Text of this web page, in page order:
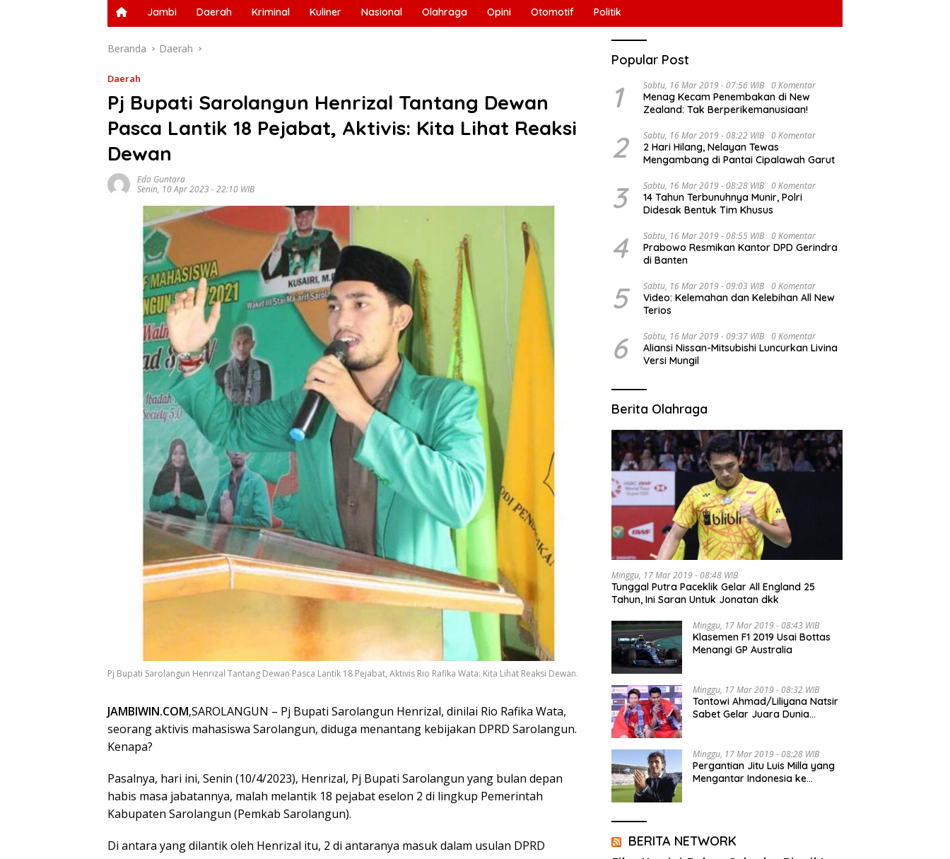
Jambi Daerah Kriminal Kuliner Nasional Olahraga Opini Otomotif Politik
Beranda Daerah
Daerah
Pj Bupati Sarolangun Henrizal Tantang Dewan
Pasca Lantik 18 Pejabat, Aktivis: Kita Lihat Reaksi
Dewan
Edo Guntara
Senin, 10 Apr 2023 - 22:10 WIB
Pj Bupati Sarolangun Henrizal Tantang Dewan Pasca Lantik 18 Pejabat, Aktivis Rio Rafika Wata: Kita Lihat Reaksi Dewan.
JAMBIWIN.COM,SAROLANGUN – Pj Bupati Sarolangun Henrizal, dinilai Rio Rafika Wata,
seorang aktivis mahasiswa Sarolangun, diduga menantang kebijakan DPRD Sarolangun.
Kenapa?
Pasalnya, hari ini, Senin (10/4/2023), Henrizal, Pj Bupati Sarolangun yang bulan depan
habis masa jabatannya, malah melantik 18 pejabat eselon 2 di lingkup Pemerintah
Kabupaten Sarolangun (Pemkab Sarolangun).
Di antara yang dilantik oleh Henrizal itu, 2 di antaranya masuk dalam usulan DPRD
Popular Post
1 Sabtu, 16 Mar 2019 - 07:56 WIB 0 Komentar
Menag Kecam Penembakan di New
Zealand: Tak Berperikemanusiaan!
2 Sabtu, 16 Mar 2019 - 08:22 WIB 0 Komentar
2 Hari Hilang, Nelayan Tewas
Mengambang di Pantai Cipalawah Garut
3 Sabtu, 16 Mar 2019 - 08:28 WIB 0 Komentar
14 Tahun Terbunuhnya Munir, Polri
Didesak Bentuk Tim Khusus
4 Sabtu, 16 Mar 2019 - 08:55 WIB 0 Komentar
Prabowo Resmikan Kantor DPD Gerindra
di Banten
5 Sabtu, 16 Mar 2019 - 09:03 WIB 0 Komentar
Video: Kelemahan dan Kelebihan All New
Terios
6 Sabtu, 16 Mar 2019 - 09:37 WIB 0 Komentar
Aliansi Nissan-Mitsubishi Luncurkan Livina
Versi Mungil
Berita Olahraga
Minggu, 17 Mar 2019 - 08:48 WIB
Tunggal Putra Paceklik Gelar All England 25
Tahun, Ini Saran Untuk Jonatan dkk
Minggu, 17 Mar 2019 - 08:43 WIB
Klasemen F1 2019 Usai Bottas
Menangi GP Australia
Minggu, 17 Mar 2019 - 08:32 WIB
Tontowi Ahmad/Liliyana Natsir
Sabet Gelar Juara Dunia
Minggu, 17 Mar 2019 - 08:28 WIB
Pergantian Jitu Luis Milla yang
Mengantar Indonesia ke
BERITA NETWORK